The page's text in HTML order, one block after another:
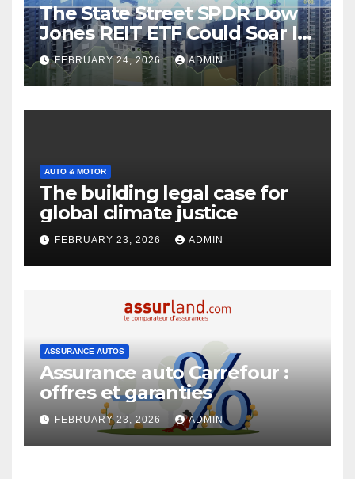
The State Street SPDR Dow
Jones REIT ETF Could Soar If
These 2 Things Go Right
FEBRUARY 24, 2026 ADMIN
AUTO & MOTOR
The building legal case for
global climate justice
FEBRUARY 23, 2026 ADMIN
ASSURANCE AUTOS
Assurance auto Carrefour :
offres et garanties
FEBRUARY 23, 2026 ADMIN